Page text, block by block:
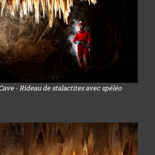
- Rideau de stalactites avec spéléo